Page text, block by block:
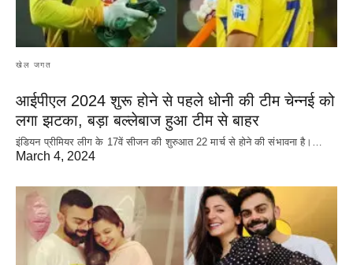
खेल जगत
आईपीएल 2024 शुरू होने से पहले धोनी की टीम चेन्नई को
लगा झटका, बड़ा बल्लेबाज हुआ टीम से बाहर
इंडियन प्रीमियर लीग के 17वें सीजन की शुरुआत 22 मार्च से होने की संभावना है।…
March 4, 2024